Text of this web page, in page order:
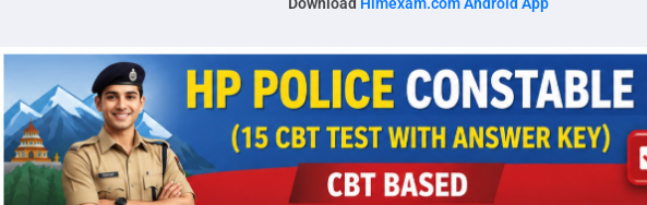
Download Himexam.com Android App